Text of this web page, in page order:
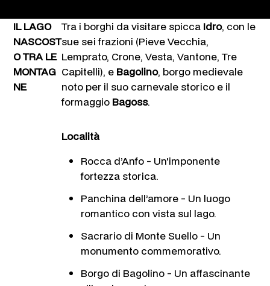
IL LAGO
NASCOST
O TRA LE
MONTAG
NE
Tra i borghi da visitare spicca Idro, con le
sue sei frazioni (Pieve Vecchia,
Lemprato, Crone, Vesta, Vantone, Tre
Capitelli), e Bagolino, borgo medievale
noto per il suo carnevale storico e il
formaggio Bagoss.
Località
Rocca d’Anfo - Un'imponente
fortezza storica.
Panchina dell’amore - Un luogo
romantico con vista sul lago.
Sacrario di Monte Suello - Un
monumento commemorativo.
Borgo di Bagolino - Un affascinante